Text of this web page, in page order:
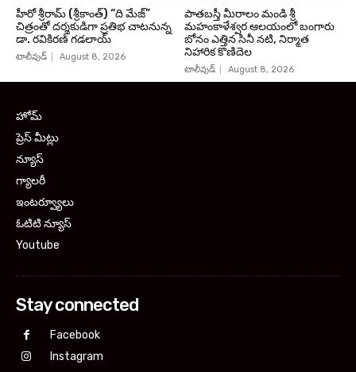
హీరో శ్రీరామ్ (శ్రీకాంత్) “ది మేజ్”
చిత్రంతో దర్శకుడిగా ప్రతిభ చాటనున్న
డా. రవికిరణ్ గడలాయ్
టాలీవుడ్ August 8, 2026
పాతబస్తీ మీరాలం మండి శ్రీ
మహంకాళేశ్వర ఆలయంలో బంగారు
బోనం ఎత్తిన సినీ నటి, నిర్మాత
నిహారిక కొణిదెల
టాలీవుడ్ August 8, 2026
హోమ్
ప్రెస్ మీట్లు
న్యూస్
గ్యాలరీ
ఇంటర్వ్యూలు
ఓటిటి న్యూస్
Youtube
Stay connected
Facebook
Instagram